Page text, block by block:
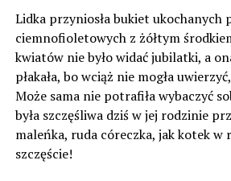
Lidka przyniosła bukiet ukochanych
ciemnofioletowych z żółtym
kwiatów nie było widać jubilatki, a
płakała, bo wciąż nie mogła
Może sama nie potrafiła wybaczyć
była szczęśliwa dziś w jej rodzinie
maleńka, ruda córeczka, jak kotek w
szczęście!